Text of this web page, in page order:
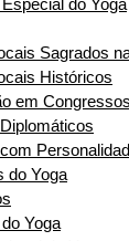
do Yoga
Sagrados
Históricos
em
do Yoga
Yoga